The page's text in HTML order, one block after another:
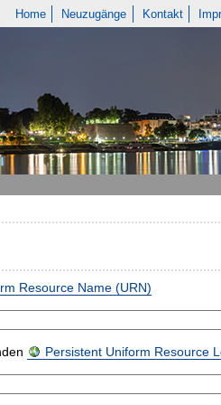
Home Neuzugänge Kontakt
Resource Name (URN)
Persistent Uniform Resource